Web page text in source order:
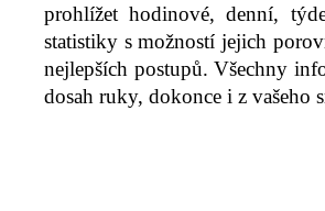
prohlížet hodinové, denní,
statistiky s možností jejich
nejlepších postupů. Všechny
dosah ruky, dokonce i z vašeho